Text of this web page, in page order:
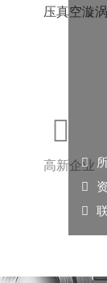



压真空漩
金属切割
品牌战略
创新环
以及26项
出口名牌”、“

高新企业